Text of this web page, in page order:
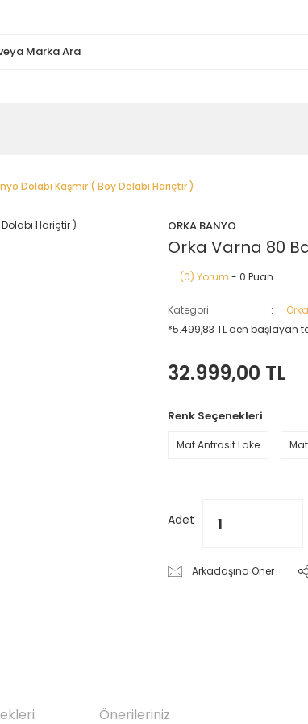
Dolabı Kaşmir ( Boy Dolabı Hariçtir )
ORKA BANYO
Orka Varna 80
(0) Yorum - 0 Puan
Kategori
*5.499,83 TL den başlayan
32.999,00 TL
Renk Seçenekleri
Mat Antrasit Lake
Adet
Arkadaşına Öner
Önerileriniz